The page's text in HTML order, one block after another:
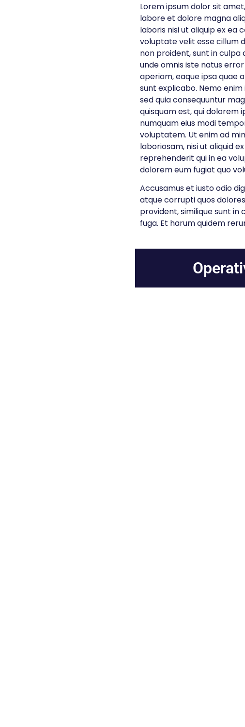
Lorem ipsum dolor sit
labore et dolore magna
laboris nisi ut aliquip ex ea
voluptate velit esse cillum
non proident, sunt in culpa
unde omnis iste natus
aperiam, eaque ipsa quae
sunt explicabo. Nemo
sed quia consequuntur
quisquam est, qui dolorem
numquam eius modi
voluptatem. Ut enim ad
laboriosam, nisi ut aliquid
reprehenderit qui in ea
dolorem eum fugiat quo
Accusamus et iusto odio
atque corrupti quos
provident, similique sunt
fuga. Et harum quidem